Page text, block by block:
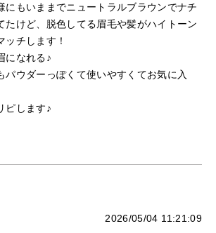
にもいままでニュートラルブラウンでナチ
たけど、脱色してる眉毛や髪がハイトーン
ッチします！
になれる♪
パウダーっぽくて使いやすくてお気に入
ピします♪
2026/05/04 11:21:09